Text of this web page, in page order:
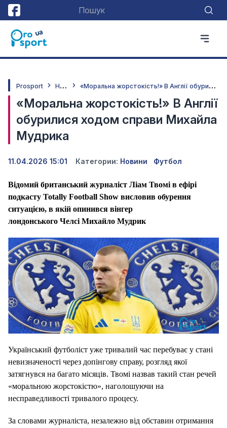
Prosport Н
овини «
Моральна жорстокість!» В Англії обурилися ходом справи Михайла Мудрика
«Моральна жорстокість!» В Англії
обурилися ходом справи Михайла
Мудрика
11.04.2026 15:01 Категории: Новини Футбол
Відомий британський журналіст Ліам Твомі в ефірі
подкасту Totally Football Show висловив обурення
ситуацією, в якій опинився вінгер
лондонського Челсі Михайло Мудрик
Український футболіст уже тривалий час перебуває у стані
невизначеності через допінгову справу, розгляд якої
затягнувся на багато місяців. Твомі назвав такий стан речей
«моральною жорстокістю», наголошуючи на
несправедливості тривалого процесу.
За словами журналіста, незалежно від обставин отримання